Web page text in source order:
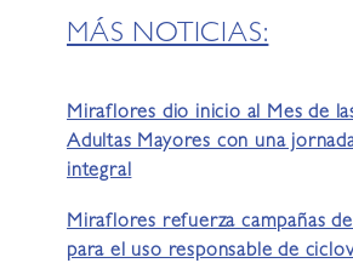
MÁS NOTICIAS:
Miraflores dio inicio al Mes de
Adultas Mayores con una
integral
Miraflores refuerza campañas
para el uso responsable de